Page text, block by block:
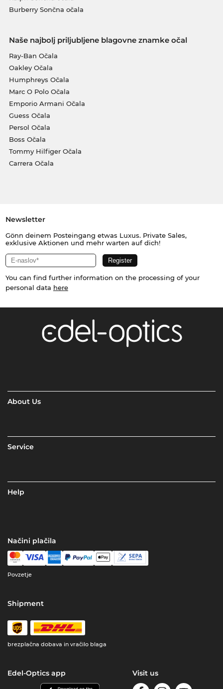
Burberry Sončna očala
Naše najbolj priljubljene blagovne znamke očal
Ray-Ban Očala
Oakley Očala
Humphreys Očala
Marc O Polo Očala
Emporio Armani Očala
Guess Očala
Persol Očala
Boss Očala
Tommy Hilfiger Očala
Carrera Očala
Newsletter
Gönn deinem Posteingang etwas Luxus. Private Sales,
exklusive Aktionen und mehr warten auf dich!
You can find further information on the processing of your
personal data here
About Us
Service
Help
Načini plačila
Povzetje
Shipment
brezplačna dobava in vračilo blaga
Edel-Optics app Visit us